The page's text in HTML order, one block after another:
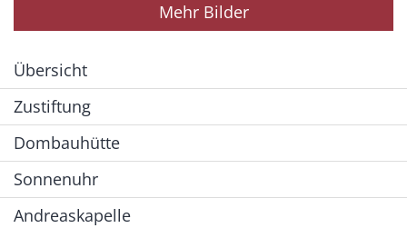
Mehr Bilder
Übersicht
Zustiftung
Dombauhütte
Sonnenuhr
Andreaskapelle